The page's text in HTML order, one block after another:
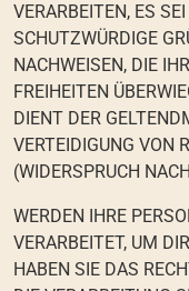
VERARBEITEN, ES
SCHUTZWÜRDIGE
NACHWEISEN, DIE
FREIHEITEN
DIENT DER
VERTEIDIGUNG VON
(WIDERSPRUCH
WERDEN IHRE
VERARBEITET, UM
HABEN SIE DAS